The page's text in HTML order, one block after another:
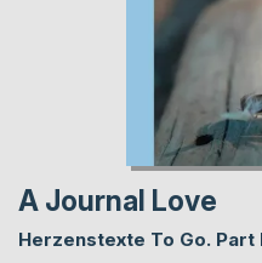
A Journal Love
Herzenstexte To Go. Part